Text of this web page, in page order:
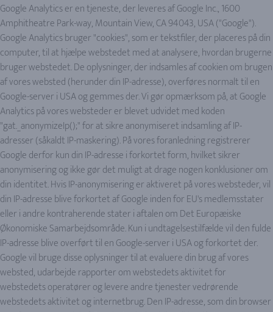
Google Analytics er en tjeneste, der leveres af Google Inc., 1600
Amphitheatre Park-way, Mountain View, CA 94043, USA ("Google").
Google Analytics bruger "cookies", som er tekstfiler, der placeres på din
computer, til at hjælpe webstedet med at analysere, hvordan brugerne
bruger webstedet. De oplysninger, der indsamles af cookien om brugen
af vores websted (herunder din IP-adresse), overføres normalt til en
Google-server i USA og gemmes der. Vi gør opmærksom på, at Google
Analytics på vores websteder er blevet udvidet med koden
"gat._anonymizeIp();" for at sikre anonymiseret indsamling af IP-
adresser (såkaldt IP-maskering). På vores foranledning registrerer
Google derfor kun din IP-adresse i forkortet form, hvilket sikrer
anonymisering og ikke gør det muligt at drage nogen konklusioner om
din identitet. Hvis IP-anonymisering er aktiveret på vores websteder, vil
din IP-adresse blive forkortet af Google inden for EU's medlemsstater
eller i andre kontraherende stater i aftalen om Det Europæiske
Økonomiske Samarbejdsområde. Kun i undtagelsestilfælde vil den fulde
IP-adresse blive overført til en Google-server i USA og forkortet der.
Google vil bruge disse oplysninger til at evaluere din brug af vores
websted, udarbejde rapporter om webstedets aktivitet for
webstedets operatører og levere andre tjenester vedrørende
webstedets aktivitet og internetbrug. Den IP-adresse, som din browser